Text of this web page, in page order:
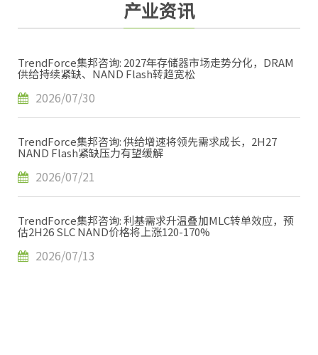
产业资讯
TrendForce集邦咨询: 2027年存储器市场走势分化，DRAM
供给持续紧缺、NAND Flash转趋宽松
2026/07/30
TrendForce集邦咨询: 供给增速将领先需求成长，2H27
NAND Flash紧缺压力有望缓解
2026/07/21
TrendForce集邦咨询: 利基需求升温叠加MLC转单效应，预
估2H26 SLC NAND价格将上涨120-170%
2026/07/13